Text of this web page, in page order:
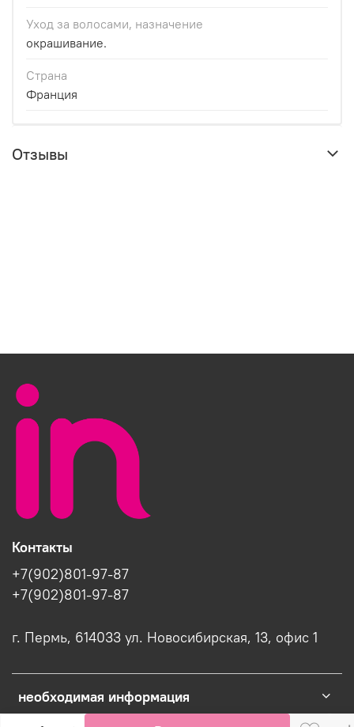
Уход за волосами, назначение
окрашивание.
Страна
Франция
Отзывы
необходимая информация
Контакты
+7(902)801-97-87
+7(902)801-97-87
г. Пермь, 614033 ул. Новосибирская, 13, офис 1